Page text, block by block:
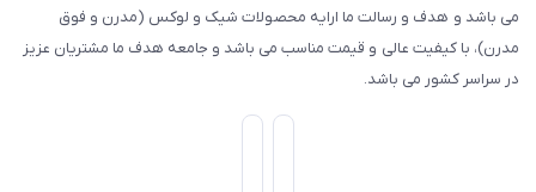
می باشد و هدف و رسالت ما ارایه محصولات شیک و لوکس (مدرن و فوق
مدرن)، با کیفیت عالی و قیمت مناسب می باشد و جامعه هدف ما مشتریان عزیز
در سراسر کشور می باشد.